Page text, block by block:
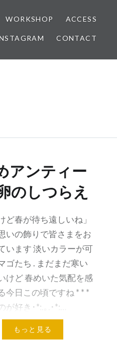
WORKSHOP ACCESS
CONTACT
アンティー
のしつらえ
ど春が待ち遠しいね」
いの飾りで皆さまをお
います 淡いカラーが可
ゴたち . まだまだ寒い
けど 春めいた気配を感
今日この頃ですね * * *
が好き･*:.｡.･*:…
もっと見る